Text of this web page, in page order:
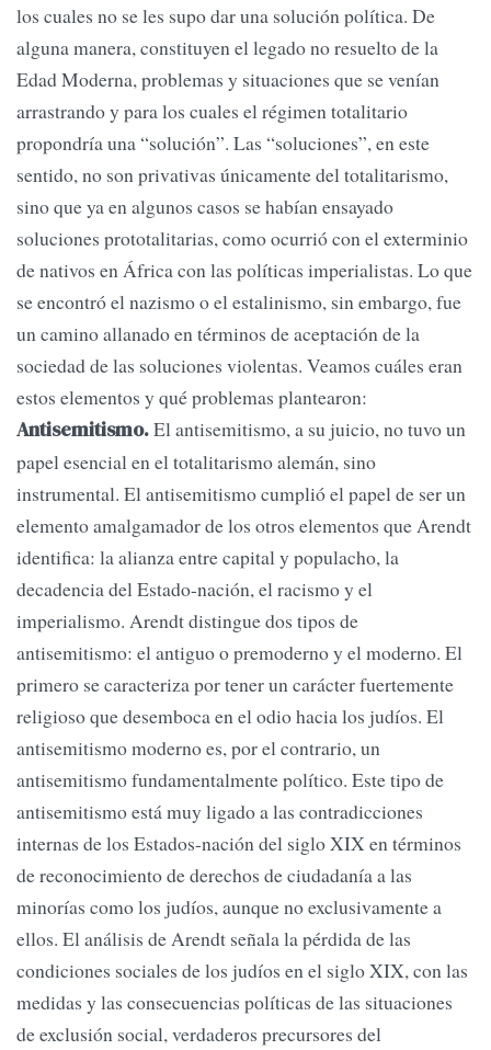
los cuales no se les supo dar una solución política. De
alguna manera, constituyen el legado no resuelto de la
Edad Moderna, problemas y situaciones que se venían
arrastrando y para los cuales el régimen totalitario
propondría una “solución”. Las “soluciones”, en este
sentido, no son privativas únicamente del totalitarismo,
sino que ya en algunos casos se habían ensayado
soluciones prototalitarias, como ocurrió con el exterminio
de nativos en África con las políticas imperialistas. Lo que
se encontró el nazismo o el estalinismo, sin embargo, fue
un camino allanado en términos de aceptación de la
sociedad de las soluciones violentas. Veamos cuáles eran
estos elementos y qué problemas plantearon:
Antisemitismo.El antisemitismo, a su juicio, no tuvo un
papel esencial en el totalitarismo alemán, sino
instrumental. El antisemitismo cumplió el papel de ser un
elemento amalgamador de los otros elementos que Arendt
identifica: la alianza entre capital y populacho, la
decadencia del Estado-nación, el racismo y el
imperialismo. Arendt distingue dos tipos de
antisemitismo: el antiguo o premoderno y el moderno. El
primero se caracteriza por tener un carácter fuertemente
religioso que desemboca en el odio hacia los judíos. El
antisemitismo moderno es, por el contrario, un
antisemitismo fundamentalmente político. Este tipo de
antisemitismo está muy ligado a las contradicciones
internas de los Estados-nación del siglo XIX en términos
de reconocimiento de derechos de ciudadanía a las
minorías como los judíos, aunque no exclusivamente a
ellos. El análisis de Arendt señala la pérdida de las
condiciones sociales de los judíos en el siglo XIX, con las
medidas y las consecuencias políticas de las situaciones
de exclusión social, verdaderos precursores del